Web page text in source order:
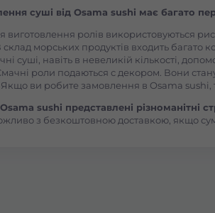
суші від Osama sushi має багато
виготовлення ролів використовуються
морських продуктів входить багато
суші, навіть в невеликій кількості,
роли подаються с декором. Вони
ви робите замовлення в Osama sushi,
sushi представлені різноманітні
з безкоштовною доставкою, якщо